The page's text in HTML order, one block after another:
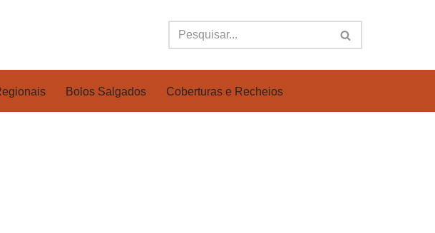
Bolos Salgados Coberturas e Recheios